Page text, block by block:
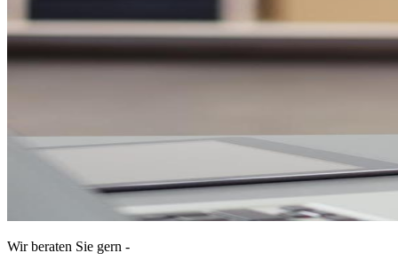
Wir beraten Sie gern -